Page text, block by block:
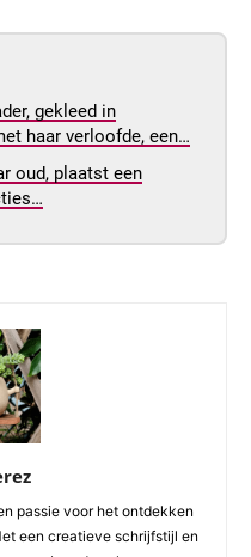
gekleed in
haar verloofde, een…
oud, plaatst een
passie voor het ontdekken
een creatieve schrijfstijl en